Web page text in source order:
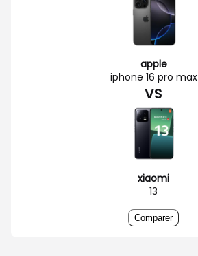
apple
iphone 16 pro max
VS
xiaomi
13
Comparer